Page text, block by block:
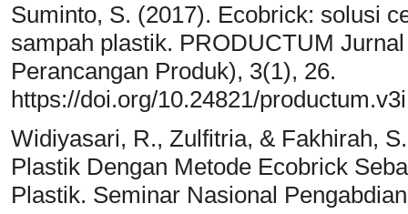
Suminto, S. (2017). Ecobrick: solusi
sampah plastik. PRODUCTUM
Perancangan Produk), 3(1), 26.
https://doi.org/10.24821/
Widiyasari, R., Zulfitria, & Fakhirah,
Plastik Dengan Metode Ecobrick
Plastik. Seminar Nasional